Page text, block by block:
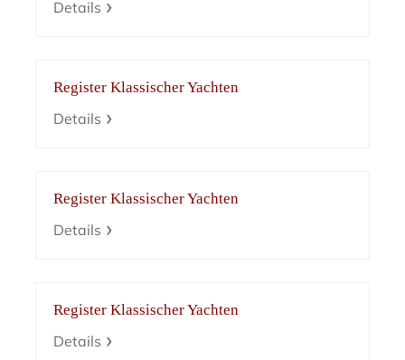
Details
Register Klassischer Yachten
Details
Register Klassischer Yachten
Details
Register Klassischer Yachten
Details